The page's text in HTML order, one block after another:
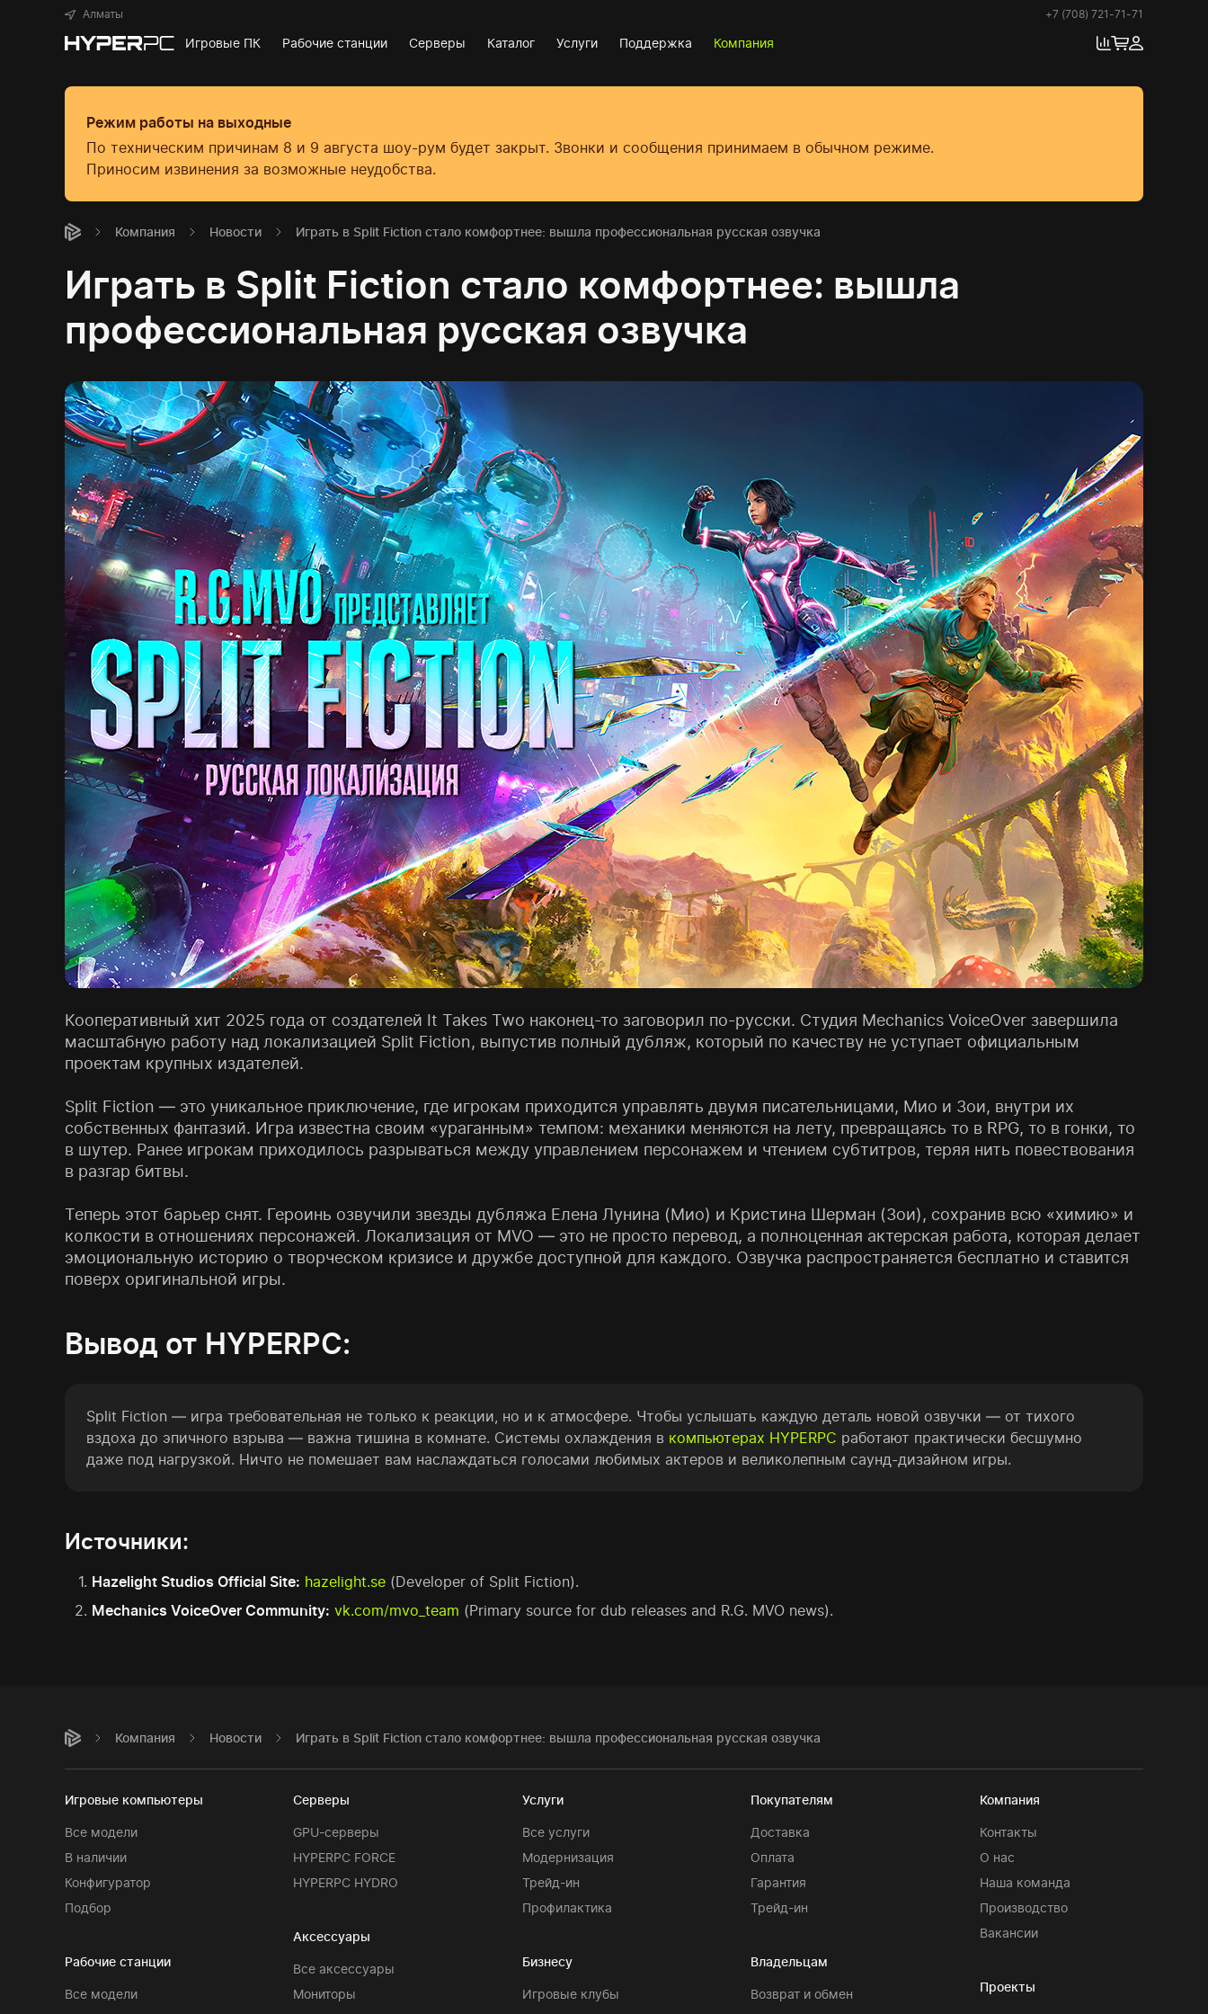
Алматы +7 (708) 721-71-71
Игровые ПК Рабочие станции Серверы Каталог Услуги Поддержка Компания
Режим работы на выходные
По техническим причинам 8 и 9 августа шоу-рум будет закрыт. Звонки и сообщения принимаем в обычном режиме.
Приносим извинения за возможные неудобства.
Компания Новости Играть в Split Fiction стало комфортнее: вышла профессиональная русская озвучка
Играть в Split Fiction стало комфортнее: вышла
профессиональная русская озвучка
Кооперативный хит 2025 года от создателей It Takes Two наконец-то заговорил по-русски. Студия Mechanics VoiceOver завершила
масштабную работу над локализацией Split Fiction, выпустив полный дубляж, который по качеству не уступает официальным
проектам крупных издателей.
Split Fiction — это уникальное приключение, где игрокам приходится управлять двумя писательницами, Мио и Зои, внутри их
собственных фантазий. Игра известна своим «ураганным» темпом: механики меняются на лету, превращаясь то в RPG, то в гонки, то
в шутер. Ранее игрокам приходилось разрываться между управлением персонажем и чтением субтитров, теряя нить повествования
в разгар битвы.
Теперь этот барьер снят. Героинь озвучили звезды дубляжа Елена Лунина (Мио) и Кристина Шерман (Зои), сохранив всю «химию» и
колкости в отношениях персонажей. Локализация от MVO — это не просто перевод, а полноценная актерская работа, которая делает
эмоциональную историю о творческом кризисе и дружбе доступной для каждого. Озвучка распространяется бесплатно и ставится
поверх оригинальной игры.
Вывод от HYPERPC:
Split Fiction — игра требовательная не только к реакции, но и к атмосфере. Чтобы услышать каждую деталь новой озвучки — от тихого
вздоха до эпичного взрыва — важна тишина в комнате. Системы охлаждения в компьютерах HYPERPC работают практически бесшумно
даже под нагрузкой. Ничто не помешает вам наслаждаться голосами любимых актеров и великолепным саунд-дизайном игры.
Источники:
Hazelight Studios Official Site: hazelight.se (Developer of Split Fiction).
Mechanics VoiceOver Community: vk.com/mvo_team (Primary source for dub releases and R.G. MVO news).
Компания Новости Играть в Split Fiction стало комфортнее: вышла профессиональная русская озвучка
Игровые компьютеры
Все модели
В наличии
Конфигуратор
Подбор
Рабочие станции
Все модели
Серверы
GPU-серверы
HYPERPC FORCE
HYPERPC HYDRO
Аксессуары
Все аксессуары
Мониторы
Услуги
Все услуги
Модернизация
Трейд-ин
Профилактика
Бизнесу
Игровые клубы
Покупателям
Доставка
Оплата
Гарантия
Трейд-ин
Владельцам
Возврат и обмен
Компания
Контакты
О нас
Наша команда
Производство
Вакансии
Проекты